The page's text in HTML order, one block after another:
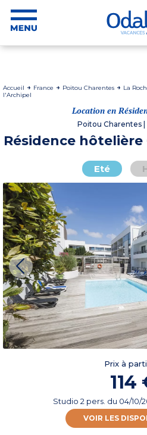
Accueil France Poitou Charentes La
l'Archipel
Location en
Poitou Charentes |
Résidence
Eté
Prix à
114
Studio 2 pers. du 04/10/
VOIR LES